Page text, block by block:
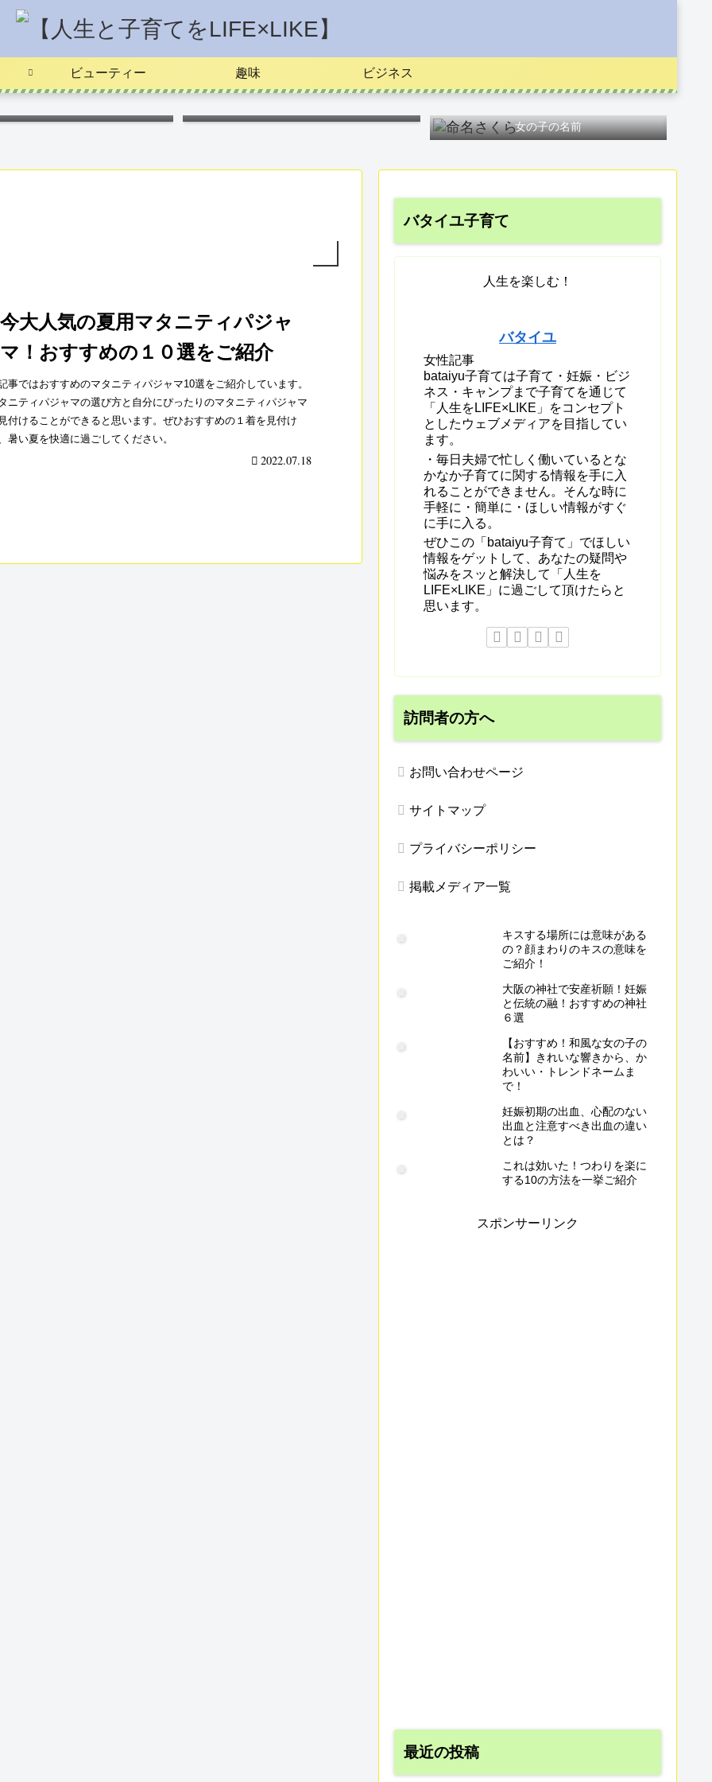
ビューティー 趣味 ビジネス
女の子の名前
今大人気の夏用マタニティパジャ
マ！おすすめの１０選をご紹介
事ではおすすめのマタニティパジャマ10選をご紹介しています。
ニティパジャマの選び方と自分にぴったりのマタニティパジャマ
付けることができると思います。ぜひおすすめの１着を見付け
暑い夏を快適に過ごしてください。
2022.07.18
バタイユ子育て
人生を楽しむ！
バタイユ
女性記事
bataiyu子育ては子育て・妊娠・ビジ
ネス・キャンプまで子育てを通じて
「人生をLIFE×LIKE」をコンセプト
としたウェブメディアを目指してい
ます。
・毎日夫婦で忙しく働いているとな
かなか子育てに関する情報を手に入
れることができません。そんな時に
手軽に・簡単に・ほしい情報がすぐ
に手に入る。
ぜひこの「bataiyu子育て」でほしい
情報をゲットして、あなたの疑問や
悩みをスッと解決して「人生を
LIFE×LIKE」に過ごして頂けたらと
思います。
訪問者の方へ
お問い合わせページ
サイトマップ
プライバシーポリシー
掲載メディア一覧
キスする場所には意味がある
の？顔まわりのキスの意味を
ご紹介！
大阪の神社で安産祈願！妊娠
と伝統の融！おすすめの神社
６選
【おすすめ！和風な女の子の
名前】きれいな響きから、か
わいい・トレンドネームま
で！
妊娠初期の出血、心配のない
出血と注意すべき出血の違い
とは？
これは効いた！つわりを楽に
する10の方法を一挙ご紹介
スポンサーリンク
最近の投稿